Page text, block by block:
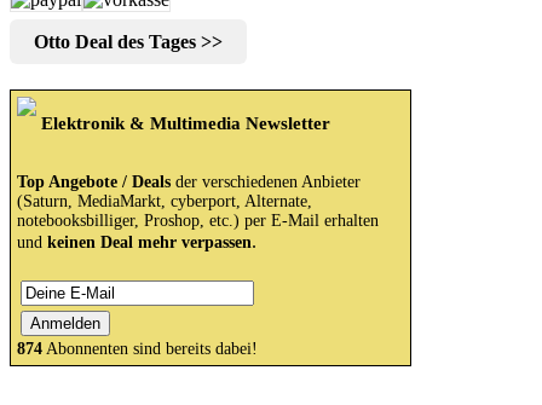
Otto Deal des Tages >>
Elektronik & Multimedia Newsletter
Top Angebote / Deals der verschiedenen Anbieter
(Saturn, MediaMarkt, cyberport, Alternate,
notebooksbilliger, Proshop, etc.) per E-Mail erhalten
und keinen Deal mehr verpassen.
874 Abonnenten sind bereits dabei!